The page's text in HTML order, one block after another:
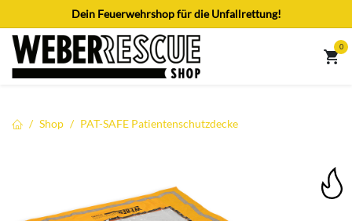
Zum Inhalt springenDein Feuerwehrshop für die Unfallrettung!
0
Shop PAT-SAFE Patientenschutzdecke